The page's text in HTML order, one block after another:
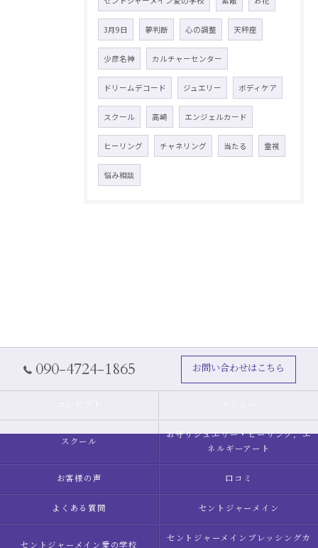
3月9日 夢判断 心の調整 天秤座
少彦名神 カルチャーセンター
ドリームデコード ジュエリー ボディケア
スクール 高崎 エンジェルカード
ヒーリング チャネリング 当たる 霊視
悩み相談
090-4724-1865 お問い合わせはこちら
スクール
お守りジュエリー・ヒーリング，エ
ネルギーアート
お客様の声 口コミ
よくある質問 セントジャーメイン
セントジャーメイン愛の学校
セントジャーメインブレッシングカ